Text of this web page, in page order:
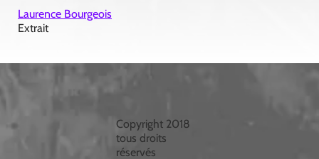
Laurence Bourgeois
Extrait
Copyright 2018
tous droits
réservés